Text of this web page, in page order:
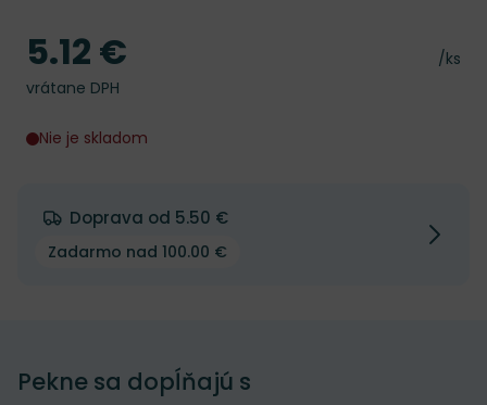
Cena
/ks
Cena
5.12 €
vrátane DPH
Nie je skladom
Doprava od 5.50 €
Zadarmo nad 100.00 €
Pekne sa dopĺňajú s